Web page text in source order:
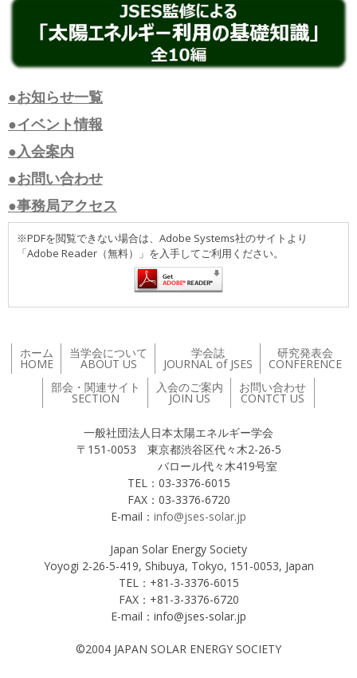
●お知らせ一覧
●イベント情報
●入会案内
●お問い合わせ
●事務局アクセス
※PDFを閲覧できない場合は、Adobe Systems社のサイトより
「Adobe Reader（無料）」を入手してご利用ください。
ホーム
HOME
当学会について
ABOUT US
学会誌
JOURNAL of JSES
研究発表会
CONFERENCE
部会・関連サイト
SECTION
入会のご案内
JOIN US
お問い合わせ
CONTCT US
一般社団法人日本太陽エネルギー学会
〒151-0053 東京都渋谷区代々木2-26-5
バロール代々木419号室
TEL：03-3376-6015
FAX：03-3376-6720
E-mail： info@jses-solar.jp
Japan Solar Energy Society
Yoyogi 2-26-5-419, Shibuya, Tokyo, 151-0053, Japan
TEL：+81-3-3376-6015
FAX：+81-3-3376-6720
E-mail：info@jses-solar.jp
©2004 JAPAN SOLAR ENERGY SOCIETY